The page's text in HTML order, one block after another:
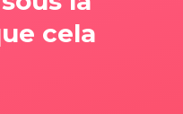
cela